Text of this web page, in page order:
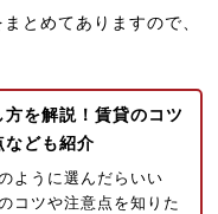
とめてありますので、
を解説！賃貸のコツ
なども紹介
ように選んだらいい
コツや注意点を知りた